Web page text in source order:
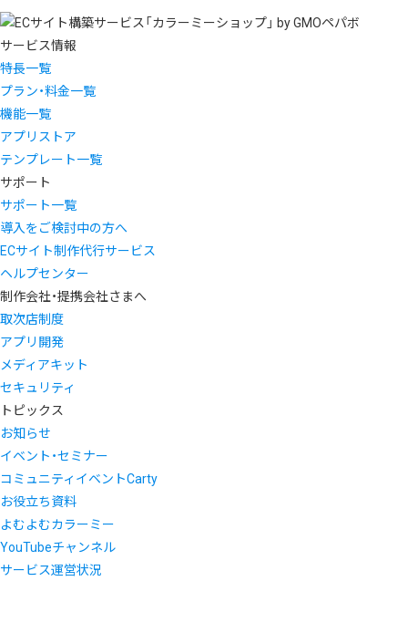
サービス情報
特長一覧
プラン・料金一覧
機能一覧
アプリストア
テンプレート一覧
サポート
サポート一覧
導入をご検討中の方へ
ECサイト制作代行サービス
ヘルプセンター
制作会社・提携会社さまへ
取次店制度
アプリ開発
メディアキット
セキュリティ
トピックス
お知らせ
イベント・セミナー
コミュニティイベントCarty
お役立ち資料
よむよむカラーミー
YouTubeチャンネル
サービス運営状況